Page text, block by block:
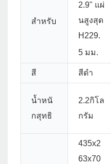
สำหรับ
2.9" แผ่
นสูงสุด
H229.
5 มม.
สี สีดำ
น้ำหนั
กสุทธิ
2.2กิโล
กรัม
435x2
63x70